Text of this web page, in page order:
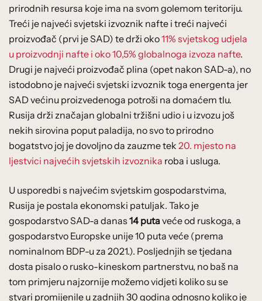
prirodnih resursa koje ima na svom golemom teritoriju.
Treći je najveći svjetski izvoznik nafte i treći najveći
proizvođač (prvi je SAD) te drži oko11% svjetskog udjela
u proizvodnji nafte i oko 10,5% globalnoga izvoza nafte.
Drugi je najveći proizvođač plina (opet nakon SAD-a), no
istodobno je najveći svjetski izvoznik toga energenta jer
SAD većinu proizvedenoga potroši na domaćem tlu.
Rusija drži značajan globalni tržišni udio i u izvozu još
nekih sirovina poput paladija, no svo to prirodno
bogatstvo joj je dovoljno da zauzme tek 20. mjesto na
ljestvici najvećih svjetskih izvoznika roba i usluga.
U usporedbi s najvećim svjetskim gospodarstvima,
Rusija je postala ekonomski patuljak. Tako je
gospodarstvo SAD-a danas 14 putaveće od ruskoga, a
gospodarstvo Europske unije 10 puta veće (prema
nominalnom BDP-u za 2021.). Posljednjih se tjedana
dosta pisalo o rusko-kineskom partnerstvu, no baš na
tom primjeru najzornije možemo vidjeti koliko su se
stvari promijenile u zadnjih 30 godina odnosno koliko je